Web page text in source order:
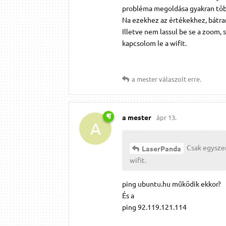
probléma megoldása gyakran
Na ezekhez az értékekhez,
Illetve nem lassul be se a
kapcsolom le a wifit.
a mesterválaszolt erre.
A
a mester ápr 13.
LaserPanda
Csak
wifit.
ping ubuntu.hu működik ekkor?
És a
ping 92.119.121.114